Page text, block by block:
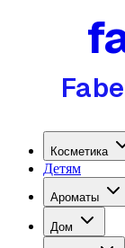
Косметика
Детям
Ароматы
Дом